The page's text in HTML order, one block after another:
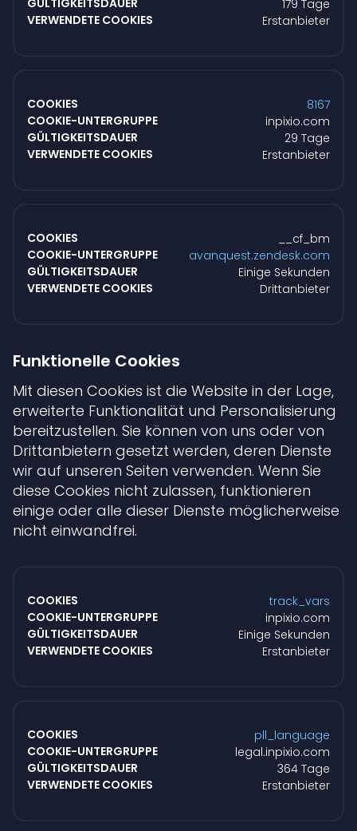
179 Tage
Erstanbieter
8167
inpixio.com
29 Tage
Erstanbieter
__cf_bm
avanquest.zendesk.com
Einige Sekunden
Drittanbieter
Funktionelle Cookies
Mit diesen Cookies ist die Website in der Lage,
erweiterte Funktionalität und Personalisierung
bereitzustellen. Sie können von uns oder von
Drittanbietern gesetzt werden, deren Dienste
wir auf unseren Seiten verwenden. Wenn Sie
diese Cookies nicht zulassen, funktionieren
einige oder alle dieser Dienste möglicherweise
nicht einwandfrei.
Cookies
track_vars
inpixio.com
Einige Sekunden
Erstanbieter
pll_language
legal.inpixio.com
364 Tage
Erstanbieter